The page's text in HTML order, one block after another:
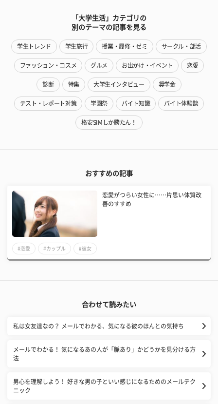
「大学生活」カテゴリの
別のテーマの記事を見る
学生トレンド 学生旅行 授業・履修・ゼミ サークル・部活
ファッション・コスメ グルメ お出かけ・イベント 恋愛
診断 特集 大学生インタビュー 奨学金
テスト・レポート対策 学園祭 バイト知識 バイト体験談
格安SIMしか勝たん！
おすすめの記事
恋愛がつらい女性に……片思い体質改
善のすすめ
#恋愛 #カップル #彼女
合わせて読みたい
私は女友達なの？ メールでわかる、気になる彼のほんとの気持ち
メールでわかる！ 気になるあの人が「脈あり」かどうかを見分ける方
法
男心を理解しよう！ 好きな男の子といい感じになるためのメールテク
ニック